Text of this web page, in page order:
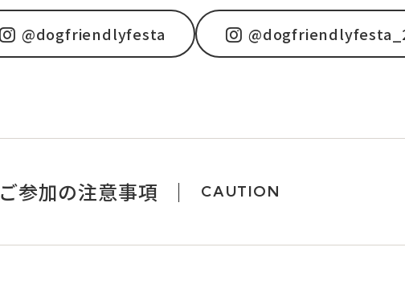
@dogfriendlyfesta
ご参加の注意事項 CAUTION